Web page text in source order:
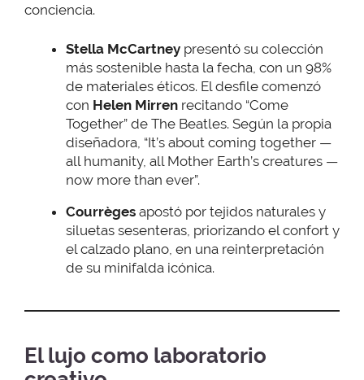
conciencia.
Stella McCartney presentó su colección
más sostenible hasta la fecha, con un 98%
de materiales éticos. El desfile comenzó
con Helen Mirren recitando “Come
Together” de The Beatles. Según la propia
diseñadora, “It’s about coming together —
all humanity, all Mother Earth’s creatures —
now more than ever”.
Courrèges apostó por tejidos naturales y
siluetas sesenteras, priorizando el confort y
el calzado plano, en una reinterpretación
de su minifalda icónica.
El lujo como laboratorio